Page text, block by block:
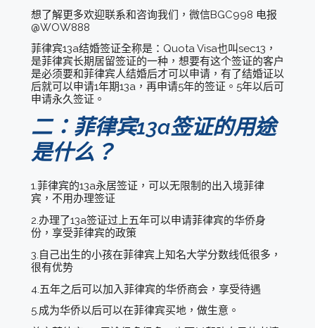
想了解更多欢迎联系和咨询我们，微信BGC998 电报
@WOW888
菲律宾13a结婚签证全称是：Quota Visa也叫sec13，
是菲律宾长期居留签证的一种，想要有这个签证的客户
是必须要和菲律宾人结婚后才可以申请，有了结婚证以
后就可以申请1年期13a，再申请5年的签证。5年以后可
申请永久签证。
二：菲律宾13a签证的用途
是什么？
1.菲律宾的13a永居签证，可以无限制的出入境菲律
宾，不用办理签证
2.办理了13a签证过上五年可以申请菲律宾的华侨身
份，享受菲律宾的政策
3.自己出生的小孩在菲律宾上知名大学分数线低很多，
很有优势
4.五年之后可以加入菲律宾的华侨商会，享受待遇
5.成为华侨以后可以在菲律宾买地，做生意。